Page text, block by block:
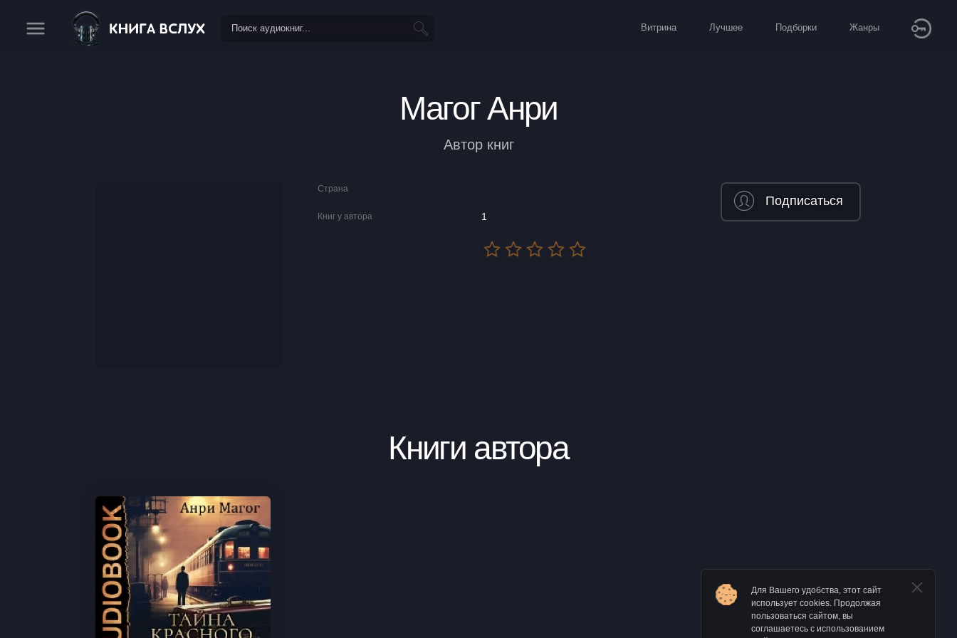
Витрина Лучшее Подборки Жанры
Магог Анри
Автор книг
Страна
Книг у автора 1
Подписаться
Книги автора
Для Вашего удобства, этот сайт
использует cookies. Продолжая
пользоваться сайтом, вы
соглашаетесь с использованием